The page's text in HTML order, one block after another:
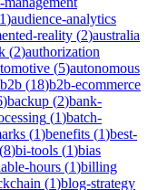
1)audience-analytics
reality (2)australia
(2)authorization
(5)autonomous
b2b (18)b2b-ecommerce
)backup (2)bank-
(1)batch-
(1)benefits (1)best-
(8)bi-tools (1)bias
hours (1)billing
(1)blog-strategy